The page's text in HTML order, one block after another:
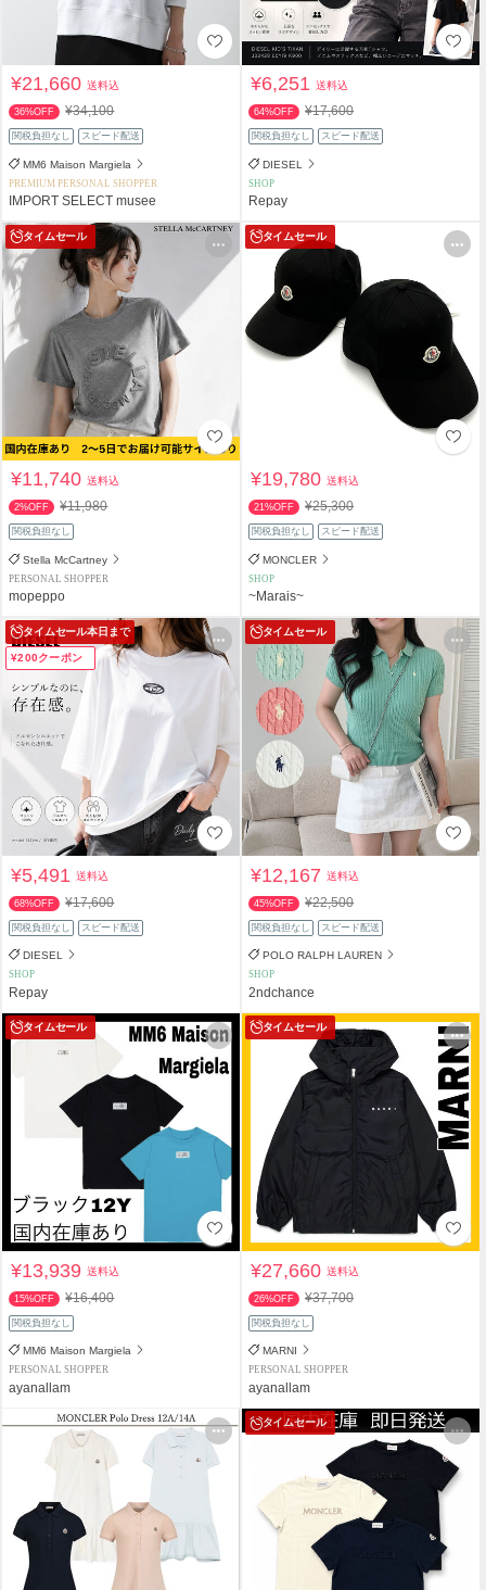
¥21,660送料込
36%OFF ¥34,100
関税負担なし スピード配送
MM6 Maison Margiela
PREMIUM PERSONAL SHOPPER
IMPORT SELECT musee
¥6,251送料込
64%OFF ¥17,600
関税負担なし スピード配送
DIESEL
SHOP
Repay
タイムセール
¥11,740送料込
2%OFF ¥11,980
関税負担なし
Stella McCartney
PERSONAL SHOPPER
mopeppo
タイムセール
¥19,780送料込
21%OFF ¥25,300
関税負担なし スピード配送
MONCLER
SHOP
~Marais~
タイムセール本日まで
¥200クーポン
¥5,491送料込
68%OFF ¥17,600
関税負担なし スピード配送
DIESEL
SHOP
Repay
タイムセール
¥12,167送料込
45%OFF ¥22,500
関税負担なし スピード配送
POLO RALPH LAUREN
SHOP
2ndchance
タイムセール
¥13,939送料込
15%OFF ¥16,400
関税負担なし
MM6 Maison Margiela
PERSONAL SHOPPER
ayanallam
タイムセール
¥27,660送料込
26%OFF ¥37,700
関税負担なし
MARNI
PERSONAL SHOPPER
ayanallam
タイムセール